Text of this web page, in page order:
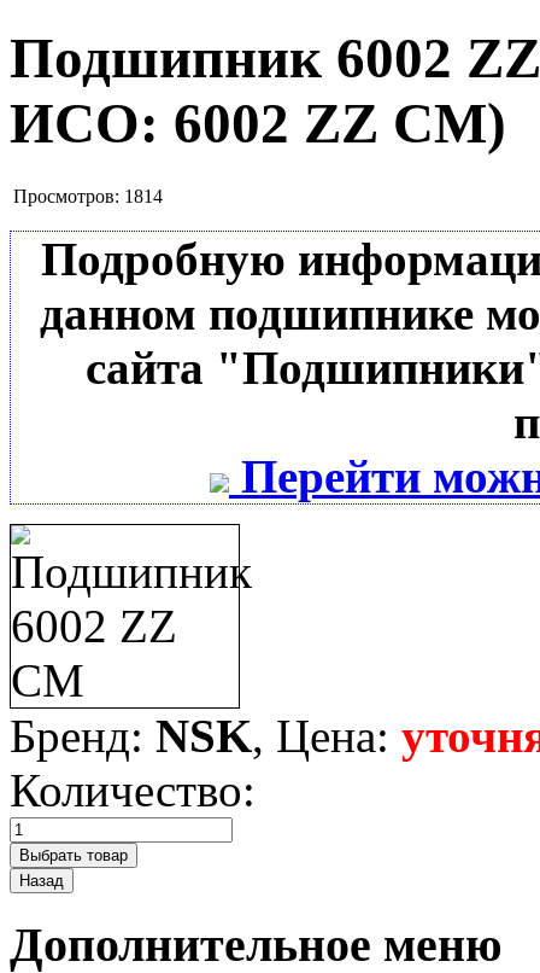
Подшипник 6002
ИСО: 6002 ZZ CM)
Просмотров: 1814
Подробную
данном подшипнике
сайта
Перейти
Бренд: NSK, Цена:
Количество:
Дополнительное меню